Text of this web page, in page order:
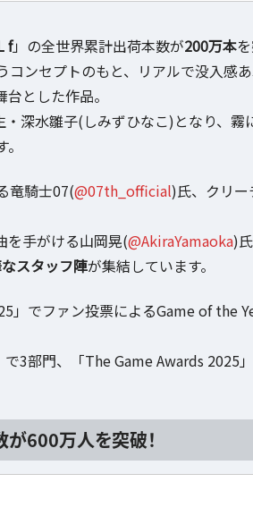
f」の全世界累計出荷本数が200万本
ンセプトのもと、リアルで没入感
とした作品。
深水雛子(しみずひなこ)となり、霧
竜騎士07(@07th_official)氏、クリー
を手がける山岡晃(@AkiraYamaoka)
スタッフ陣が集結しています。
」でファン投票によるGame of the
3部門、「The Game Awards 2025
が600万人を突破！